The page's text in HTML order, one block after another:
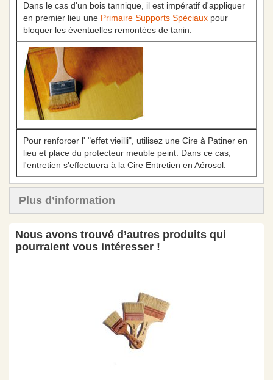
Dans le cas d'un bois tannique, il est impératif d'appliquer
en premier lieu une Primaire Supports Spéciaux pour
bloquer les éventuelles remontées de tanin.
Pour renforcer l' "effet vieilli", utilisez une Cire à Patiner en
lieu et place du protecteur meuble peint. Dans ce cas,
l'entretien s'effectuera à la Cire Entretien en Aérosol.
Plus d’information
Nous avons trouvé d’autres produits qui
pourraient vous intéresser !